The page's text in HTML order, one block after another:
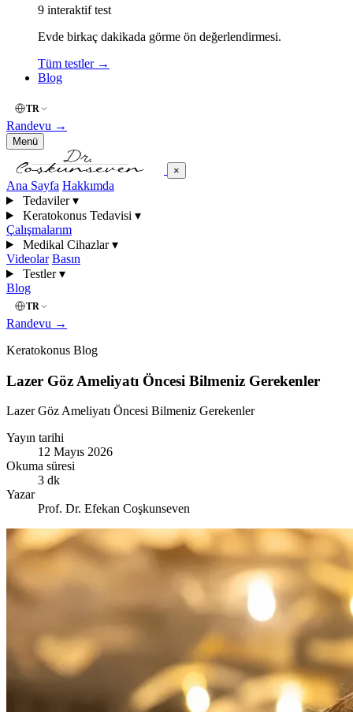
9 interaktif test
Evde birkaç dakikada görme ön değerlendirmesi.
Tüm testler →
Blog
TR
Randevu →
Menü
×
Ana Sayfa Hakkımda
Tedaviler ▾
Keratokonus Tedavisi ▾
Çalışmalarım
Medikal Cihazlar ▾
Videolar Basın
Testler ▾
Blog
TR
Randevu →
Keratokonus Blog
Lazer Göz Ameliyatı Öncesi Bilmeniz Gerekenler
Lazer Göz Ameliyatı Öncesi Bilmeniz Gerekenler
Yayın tarihi
12 Mayıs 2026
Okuma süresi
3 dk
Yazar
Prof. Dr. Efekan Coşkunseven